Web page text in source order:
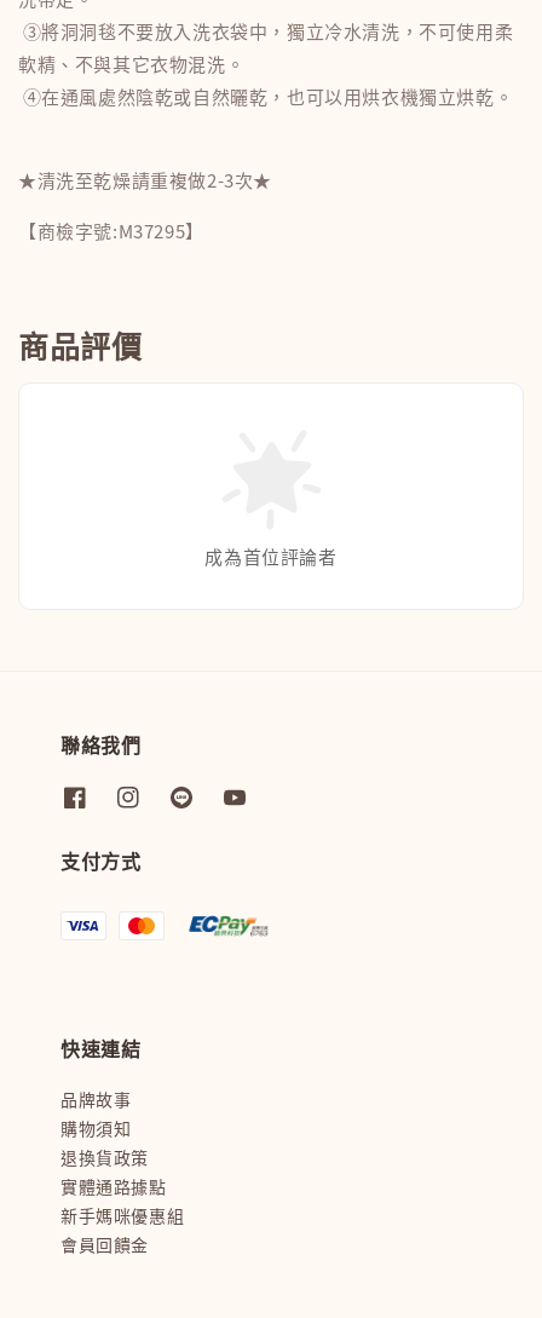
③將洞洞毯不要放入洗衣袋中，獨立冷水清洗，不可使用柔
軟精、不與其它衣物混洗。
④在通風處然陰乾或自然曬乾，也可以用烘衣機獨立烘乾。
★清洗至乾燥請重複做2-3次★
【商檢字號:M37295】
商品評價
成為首位評論者
聯絡我們
支付方式
快速連結
品牌故事
購物須知
退換貨政策
實體通路據點
新手媽咪優惠組
會員回饋金